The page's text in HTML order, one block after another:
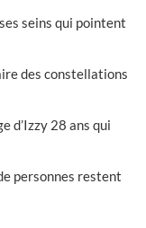
seins qui pointent
des constellations
d’Izzy 28 ans qui
personnes restent